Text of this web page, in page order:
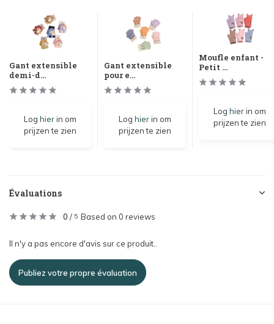
Gant extensible
demi-d...
Log hierin om
prijzen te zien
Gant extensible
pour e...
Log hierin om
prijzen te zien
Moufle enfant -
Petit ...
Log hierin om
prijzen te zien
Évaluations
0 / 5 Based on 0 reviews
Il n'y a pas encore d'avis sur ce produit..
Publiez votre propre évaluation